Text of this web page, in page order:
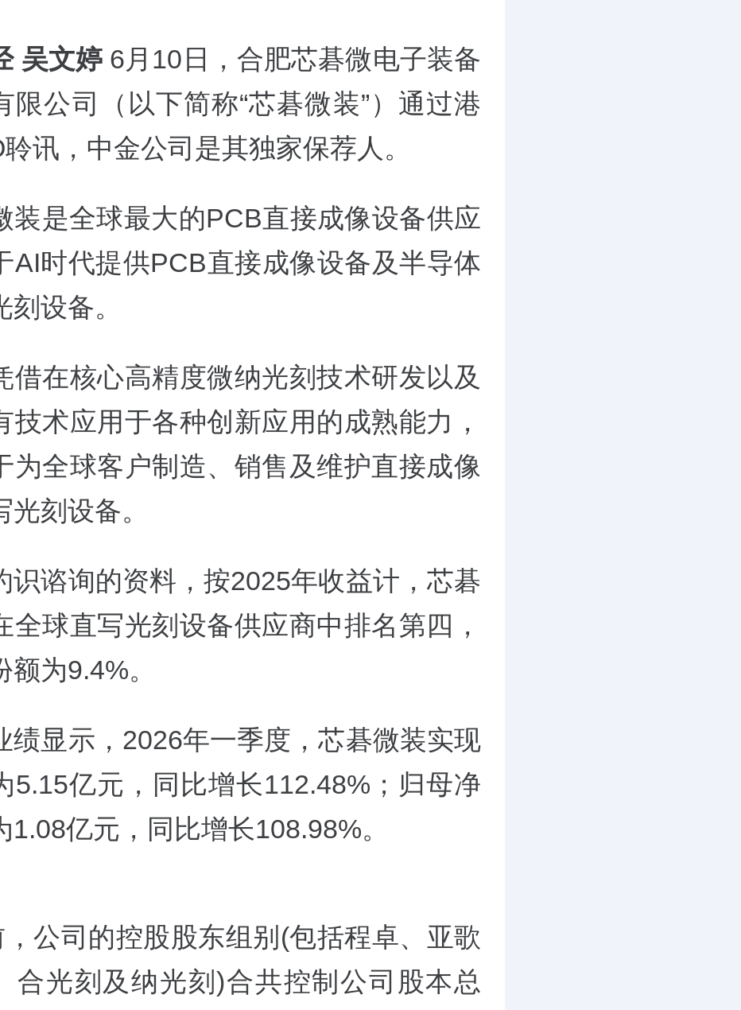
吴文婷 6月10日，合肥芯碁微电子装备
限公司（以下简称“芯碁微装”）通过港
讯，中金公司是其独家保荐人。
装是全球最大的PCB直接成像设备供应
AI时代提供PCB直接成像设备及半导体
刻设备。
借在核心高精度微纳光刻技术研发以及
技术应用于各种创新应用的成熟能力，
为全球客户制造、销售及维护直接成像
光刻设备。
识谘询的资料，按2025年收益计，芯碁
全球直写光刻设备供应商中排名第四，
额为9.4%。
绩显示，2026年一季度，芯碁微装实现
5.15亿元，同比增长112.48%；归母净
1.08亿元，同比增长108.98%。
，公司的控股股东组别(包括程卓、亚歌
合光刻及纳光刻)合共控制公司股本总